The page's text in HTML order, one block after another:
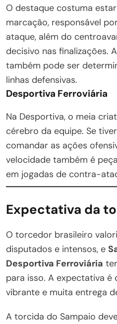
O destaque costuma
marcação, responsável
ataque, além do
decisivo nas finalizações.
também pode ser
linhas defensivas.
Desportiva Ferroviária
Na Desportiva, o meia
cérebro da equipe. Se
comandar as ações
velocidade também é
em jogadas de contra-
Expectativa da
O torcedor brasileiro
disputados e intensos, e
Desportiva Ferroviária
para isso. A expectativa é
vibrante e muita entrega
A torcida do Sampaio